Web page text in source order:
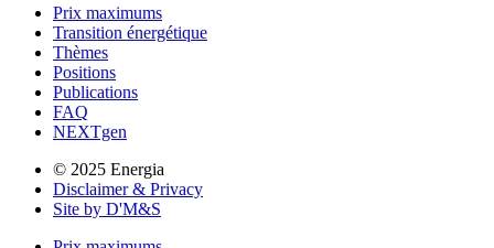
Prix maximums
Transition énergétique
Thèmes
Positions
Publications
FAQ
NEXTgen
© 2025 Energia
Disclaimer & Privacy
Site by D'M&S